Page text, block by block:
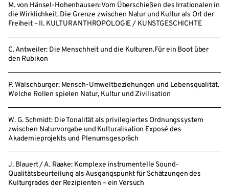
M. von Hänsel-Hohenhausen: Vom Überschießen des Irrationalen in
die Wirklichkeit. Die Grenze zwischen Natur und Kultur als Ort der
Freiheit – II. KULTURANTHROPOLOGIE / KUNSTGESCHICHTE
C. Antweiler: Die Menschheit und die Kulturen.Für ein Boot über
den Rubikon
P. Walschburger: Mensch-Umweltbeziehungen und Lebensqualität.
Welche Rollen spielen Natur, Kultur und Zivilisation
W. G. Schmidt: Die Tonalität als privilegiertes Ordnungssystem
zwischen Naturvorgabe und Kulturalisation Exposé des
Akademieprojekts und Plenumsgespräch
J. Blauert / A. Raake: Komplexe instrumentelle Sound-
Qualitätsbeurteilung als Ausgangspunkt für Schätzungen des
Kulturgrades der Rezipienten – ein Versuch